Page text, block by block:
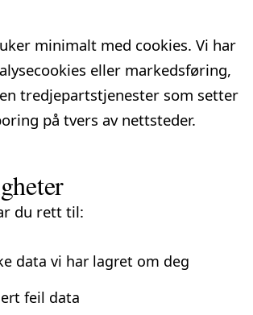
minimalt med cookies. Vi har
eller markedsføring,
tredjeparts­tjenester som setter
på tvers av nettsteder.
du rett til:
data vi har lagret om deg
feil data